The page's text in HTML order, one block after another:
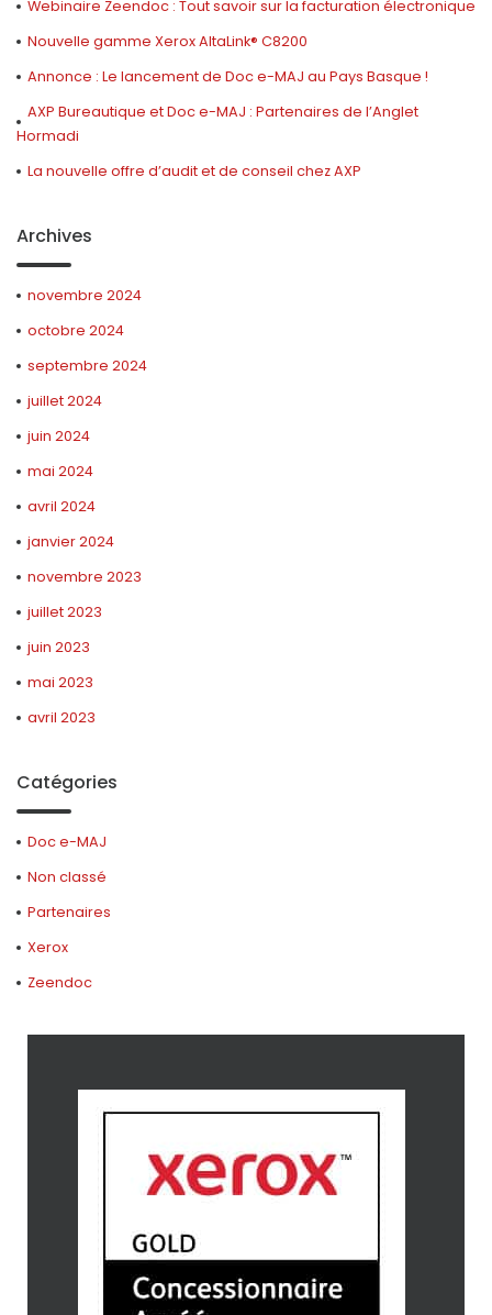
Webinaire Zeendoc : Tout savoir sur la facturation électronique
Nouvelle gamme Xerox AltaLink® C8200
Annonce : Le lancement de Doc e-MAJ au Pays Basque !
AXP Bureautique et Doc e-MAJ : Partenaires de l’Anglet
Hormadi
La nouvelle offre d’audit et de conseil chez AXP
Archives
novembre 2024
octobre 2024
septembre 2024
juillet 2024
juin 2024
mai 2024
avril 2024
janvier 2024
novembre 2023
juillet 2023
juin 2023
mai 2023
avril 2023
Catégories
Doc e-MAJ
Non classé
Partenaires
Xerox
Zeendoc